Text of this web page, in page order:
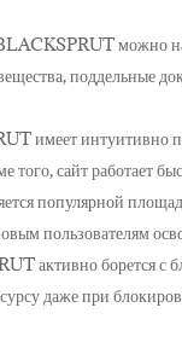
можно
поддельные
имеет интуитивно
сайт работает
популярной
пользователям
активно борется с
даже при